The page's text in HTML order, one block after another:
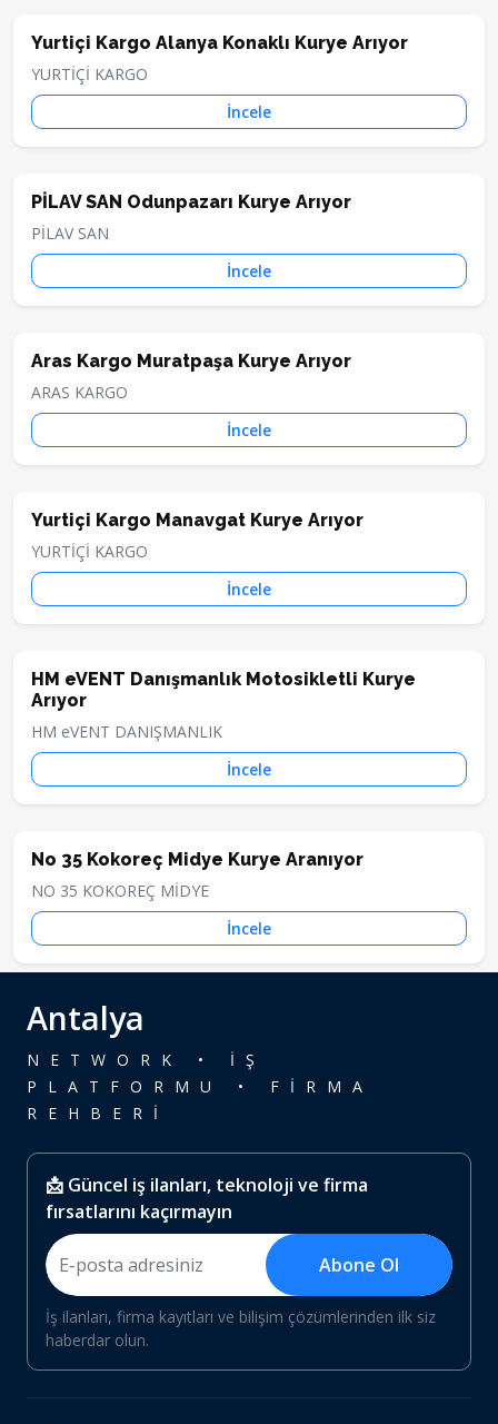
Yurtiçi Kargo Alanya Konaklı Kurye Arıyor
YURTİÇİ KARGO
İncele
PİLAV SAN Odunpazarı Kurye Arıyor
PİLAV SAN
İncele
Aras Kargo Muratpaşa Kurye Arıyor
ARAS KARGO
İncele
Yurtiçi Kargo Manavgat Kurye Arıyor
YURTİÇİ KARGO
İncele
HM eVENT Danışmanlık Motosikletli Kurye
Arıyor
HM eVENT DANIŞMANLIK
İncele
No 35 Kokoreç Midye Kurye Aranıyor
NO 35 KOKOREÇ MİDYE
İncele
Antalya
NETWORK • İŞ
PLATFORMU • FİRMA
REHBERİ
📩 Güncel iş ilanları, teknoloji ve firma
fırsatlarını kaçırmayın
Abone Ol
İş ilanları, firma kayıtları ve bilişim çözümlerinden ilk siz
haberdar olun.